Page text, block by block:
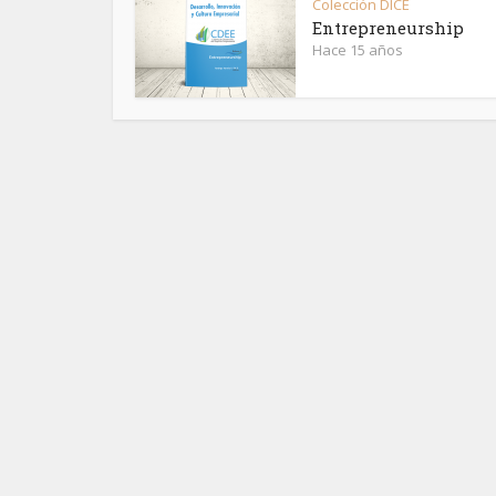
Colección DICE
Entrepreneurship
Hace 15 años